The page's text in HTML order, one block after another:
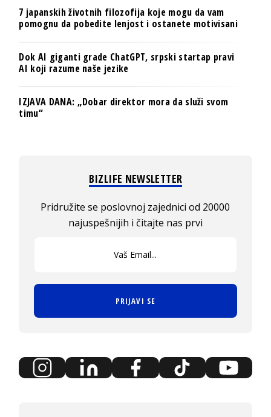
7 japanskih životnih filozofija koje mogu da vam
pomognu da pobedite lenjost i ostanete motivisani
Dok AI giganti grade ChatGPT, srpski startap pravi
AI koji razume naše jezike
IZJAVA DANA: „Dobar direktor mora da služi svom
timu“
BIZLIFE NEWSLETTER
Pridružite se poslovnoj zajednici od 20000
najuspešnijih i čitajte nas prvi
PRIJAVI SE